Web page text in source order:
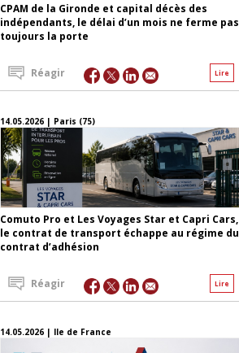
CPAM de la Gironde et capital décès des
indépendants, le délai d’un mois ne ferme pas
toujours la porte
Lire
Réagir
14.05.2026 | Paris (75)
Comuto Pro et Les Voyages Star et Capri Cars,
le contrat de transport échappe au régime du
contrat d’adhésion
Lire
Réagir
14.05.2026 | Ile de France